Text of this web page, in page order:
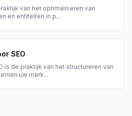
van het optimaliseren van
en entiteiten in p...
SEO
is de praktijk van het structureren van
uw merk...